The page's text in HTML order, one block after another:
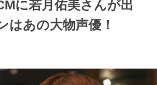
に若月佑美さんが出
はあの大物声優！